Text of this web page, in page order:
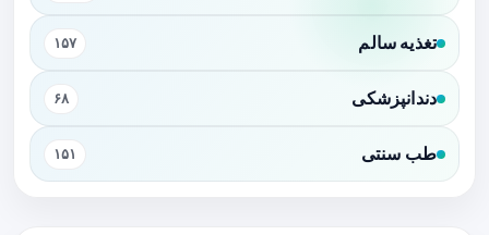
تغذیه سالم ۱۵۷
دندانپزشکی ۶۸
طب سنتی ۱۵۱